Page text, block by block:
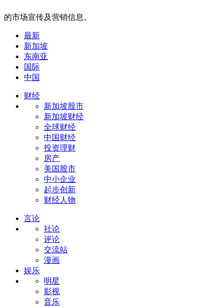
的市场宣传及营销信息。
最新
新加坡
东南亚
国际
中国
财经
新加坡股市
新加坡财经
全球财经
中国财经
投资理财
房产
美国股市
中小企业
起步创新
财经人物
言论
社论
评论
交流站
漫画
娱乐
明星
影视
音乐